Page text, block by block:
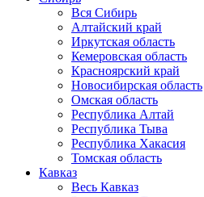
Вся Сибирь
Алтайский край
Иркутская область
Кемеровская область
Красноярский край
Новосибирская область
Омская область
Республика Алтай
Республика Тыва
Республика Хакасия
Томская область
Кавказ
Весь Кавказ